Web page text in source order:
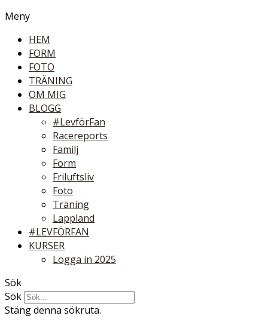
Meny
HEM
FORM
FOTO
TRÄNING
OM MIG
BLOGG
#LevförFan
Racereports
Familj
Form
Friluftsliv
Foto
Träning
Lappland
#LEVFÖRFAN
KURSER
Logga in 2025
Sök
Sök
Stäng denna sökruta.